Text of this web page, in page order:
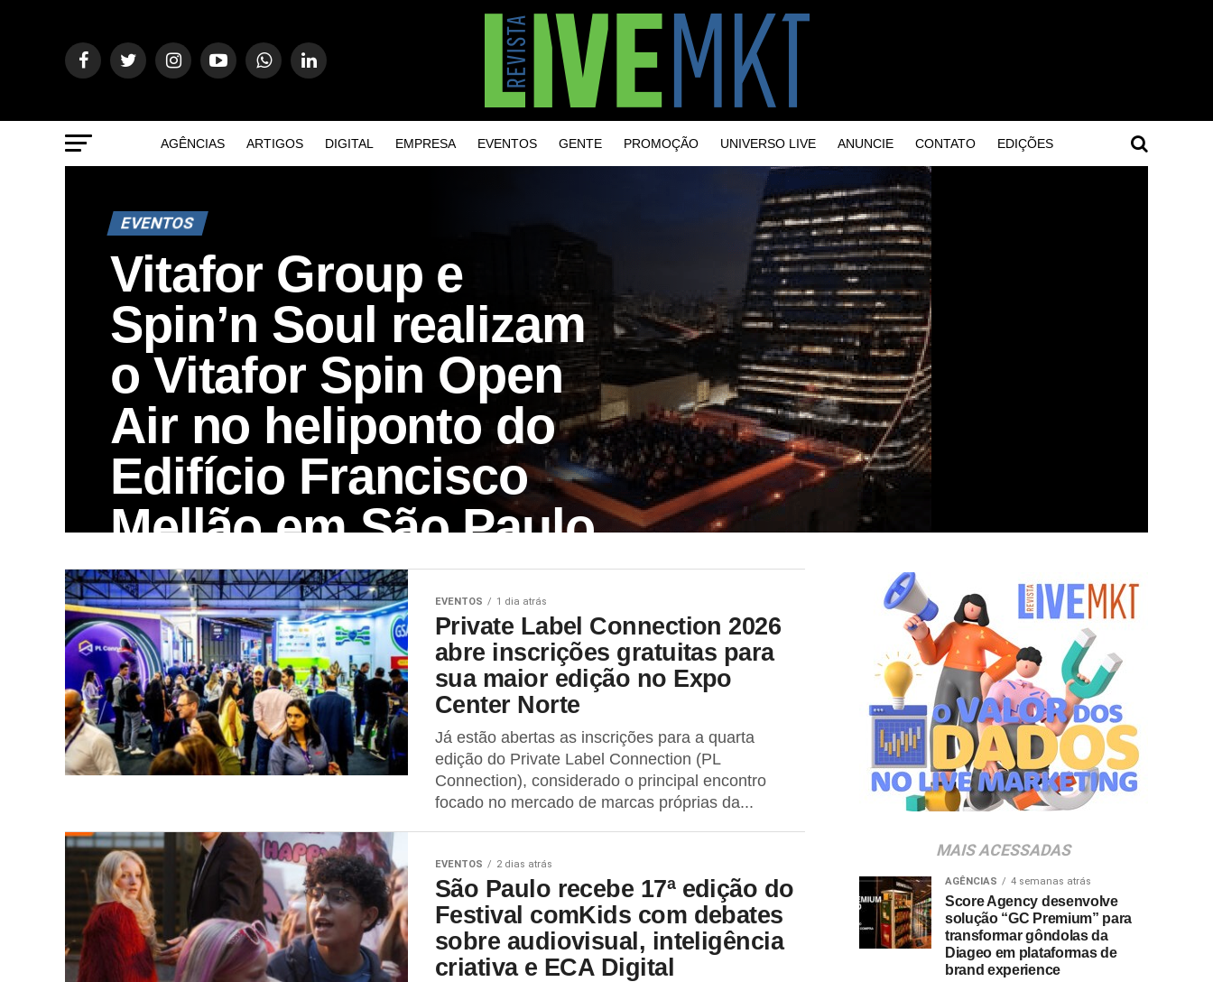
AGÊNCIAS ARTIGOS DIGITAL EMPRESA EVENTOS GENTE PROMOÇÃO UNIVERSO LIVE ANUNCIE CONTATO EDIÇÕES
EVENTOS
Vitafor Group e
Spin’n Soul realizam
o Vitafor Spin Open
Air no heliponto do
Edifício Francisco
Mellão em São Paulo
A primeira edição de 2026 do Spin Open Air em São Paulo ocorrerá
nos dias 22 e 23 de agosto...
EVENTOS 1 dia atrás
Private Label Connection 2026
abre inscrições gratuitas para
sua maior edição no Expo
Center Norte
Já estão abertas as inscrições para a quarta
edição do Private Label Connection (PL
Connection), considerado o principal encontro
focado no mercado de marcas próprias da...
EVENTOS 2 dias atrás
São Paulo recebe 17ª edição do
Festival comKids com debates
sobre audiovisual, inteligência
criativa e ECA Digital
MAIS ACESSADAS
AGÊNCIAS 4 semanas atrás
Score Agency desenvolve
solução “GC Premium” para
transformar gôndolas da
Diageo em plataformas de
brand experience